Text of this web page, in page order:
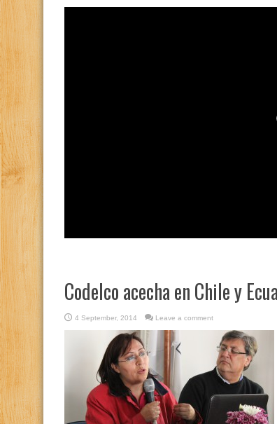
Codelco acecha en Chile y
4 September, 2014 Leave a comment